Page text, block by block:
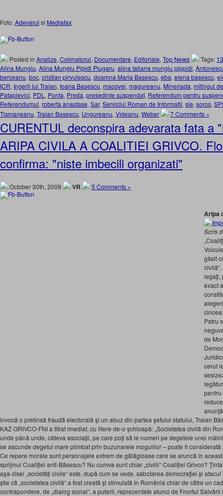
Foto:Adevarul si Mediafax
Posted in Analize, Colimatorul, Documentare, Editoriale, Top News Tags:
Alina Mungiu, Alina Mungiu Pipidi Plugaru, alina tatiana mungiu pippidi,
berceanu, boc, cristian pirvulescu, doamna Maria Basescu, eba, elena basescu,
ICR, Ingerii lui Traian, Ioana Basescu, macovei, magureanu, Mineriada, mitingul
Patapievici, PDL , Ponta, Preda, presedinte suspendat, Referendum pentru
Referendumul, roberta anastase, Sar, Serviciul Roman de Informatii, sie, soros,
Tismaneanu, Traian Basescu, Ungureanu, Videanu, Weber 7 Comments »
CURENTUL deconspira adevarata fata a
ARIPA CIVILA A COALITIEI GRIVCO.
confirma: "niste imbecili organizati"
October 30th, 2009 VR 5 Comments »
Aripa
Scris
găsit
legaţi,
exact
Patru
de
cerut
invocă o pretinsă fraudă electorală şi un abuz din partea şefului statului, Traian
KAZ-GRIVCO-FNI a titrat imediat, cu litere de-o şchioapă: „Societatea civilă din
unde pånă unde, cåteva asociaţii, pe care poţi să le numeri pe degetele unei
se ascunde degetul mare plimbat prin buzunarele mogulilor – poate fi considerată
Ce repere morale sunt personajele extrem de gălăgioase care se aruncă în
sprijinul Coaliţiei anti-Băsescu? Nu cumva sunt chiar „civilii“ Coaliţiei Grivco?
aşa-zisei „societăţi civile“ este, după cum se vede, sabotarea democraţiei şi
ştie că „societatea civilă“ a fost creată şi stimulată în Romånia chiar de către un
contrapondere, de „dialog social“, a puterii, reprezentate atunci de Frontul